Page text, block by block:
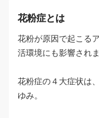
花粉症とは
花粉が原因で起こる
活環境にも影響されま
花粉症の４大症状は
ゆみ。